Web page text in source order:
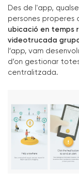
Des de l'app,
persones properes
ubicació en temps
videotrucada
l’app, vam
d’on gestionar
centralitzada.